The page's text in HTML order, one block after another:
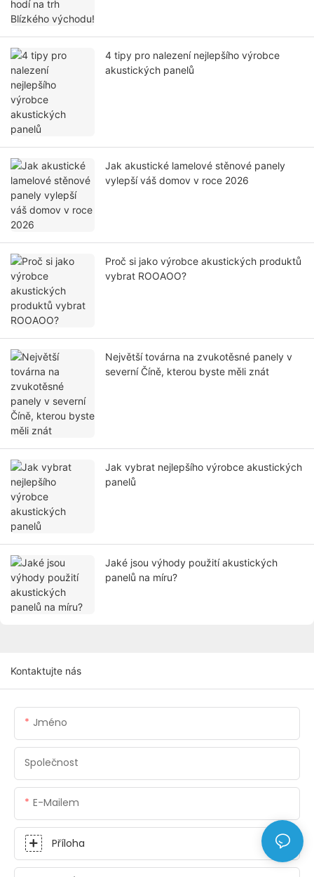
4 tipy pro nalezení nejlepšího výrobce
akustických panelů
Jak akustické lamelové stěnové panely
vylepší váš domov v roce 2026
Proč si jako výrobce akustických produktů
vybrat ROOAOO?
Největší továrna na zvukotěsné panely v
severní Číně, kterou byste měli znát
Jak vybrat nejlepšího výrobce akustických
panelů
Jaké jsou výhody použití akustických
panelů na míru?
Kontaktujte nás
Jméno
Společnost
E-Mailem
Příloha